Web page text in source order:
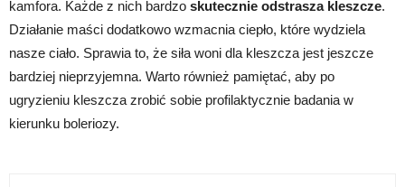
kamfora. Każde z nich bardzo skutecznie odstrasza kleszcze.
Działanie maści dodatkowo wzmacnia ciepło, które wydziela
nasze ciało. Sprawia to, że siła woni dla kleszcza jest jeszcze
bardziej nieprzyjemna. Warto również pamiętać, aby po
ugryzieniu kleszcza zrobić sobie profilaktycznie badania w
kierunku boleriozy.